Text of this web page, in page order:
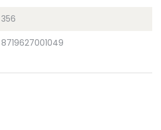
356
8719627001049